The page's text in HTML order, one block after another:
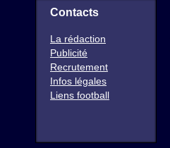
Contacts
La rédaction
Publicité
Recrutement
Infos légales
Liens football